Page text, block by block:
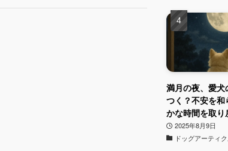
満月の夜、愛犬
つく？不安を和
かな時間を取り
2025年8月9日
ドッグアーティ